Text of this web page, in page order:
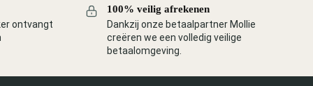
ontvangt
100% veilig afrekenen
Dankzij onze betaalpartner Mollie
creëren we een volledig veilige
betaalomgeving.